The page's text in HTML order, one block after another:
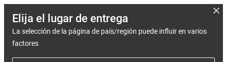
Elija el lugar de entrega
La selección de la página de país/región puede influir en varios
factores